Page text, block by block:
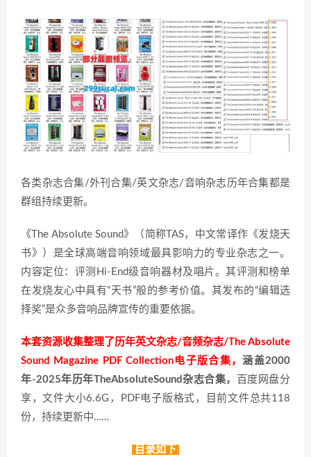
各类杂志合集/外刊合集/英文杂志/音响杂志历年合集都是
群组持续更新。
《The Absolute Sound》（简称TAS，中文常译作《发烧天
书》）是全球高端音响领域最具影响力的专业杂志之一。
内容定位：评测Hi-End级音响器材及唱片。其评测和榜单
在发烧友心中具有“天书”般的参考价值。其发布的“编辑选
择奖”是众多音响品牌宣传的重要依据。
本套资源收集整理了历年英文杂志/音频杂志/The Absolute
Sound Magazine PDF Collection电子版合集，涵盖2000
年-2025年历年TheAbsoluteSound杂志合集，
百度网盘分
享，文件大小6.6G，PDF电子版格式，目前文件总共118
份，持续更新中……
目录如下